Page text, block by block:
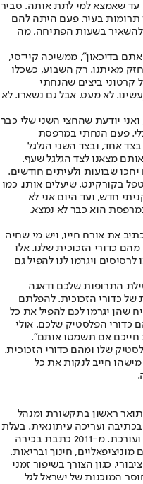
שאמצא למי לתת אותה. סביר
תרומות בעיר. פעם היתה להם
להשאיר בשעות הפתיחה, מה
בדיכאון", ממשיכה קיי־סי,
חזק מאיתנו. רק השבוע, כשכלו
קרטוני ביצים שהנחתי
לא מעט. אבל גם נשארו. לא
יודעת שהחצי השני שלי כבר
פעם הנחתי במרפסת
אחד, ובצד השני הגלגל
מצאנו לצד הגלגל שעף.
שבועות ולעיתים חודשים.
בקורקינט, שיעלים אותו. כמו
חדש, ועד היום אני לא
הוא כבר לא נמצא.
את אורח חייו, ויש מי שחיה
כדורי הזכוכית שלנו. אלו
ויגרמו לנו להפיל גם
התרופות שלכם ודאגה
כדורי הזכוכית. להפלתם
שהן יגרמו לכם להפיל את כל
כדורי הפלסטיק שלכם. אולי
חייכם אם תשמטו אותם".
שלו ומהם כדורי הזכוכית.
חייב לנקות את כל
אליאס נשואה +4 בעלת תואר ראשון בתקשורת ומנהל
ועריכה עיתונאית. בעלת
ותק של מעל 15 שנה בעיתונאות, ככתבת ועורכת. מ-2011 כתבת בכירה
חינוך ובריאות.
כגון הצורך בשיפור זמני
המוכנות של ישראל לגל